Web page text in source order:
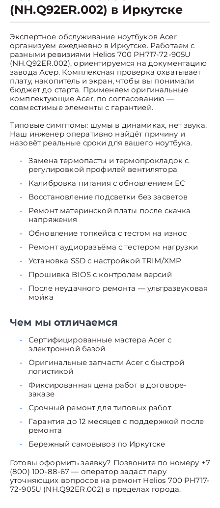
(NH.Q92ER.002) в Иркутске
Экспертное обслуживание ноутбуков Acer
организуем ежедневно в Иркутске. Работаем с
разными ревизиями Helios 700 PH717-72-905U
(NH.Q92ER.002), ориентируемся на документацию
завода Асер. Комплексная проверка охватывает
плату, накопитель и экран, чтобы вы понимали
бюджет до старта. Применяем оригинальные
комплектующие Acer, по согласованию —
совместимые элементы с гарантией.
Типовые симптомы: шумы в динамиках, нет звука.
Наш инженер оперативно найдёт причину и
назовёт реальные сроки для вашего ноутбука.
Замена термопасты и термопрокладок с
регулировкой профилей вентилятора
Калибровка питания с обновлением EC
Восстановление подсветки без засветов
Ремонт материнской платы после скачка
напряжения
Обновление топкейса с тестом на износ
Ремонт аудиоразъёма с тестером нагрузки
Установка SSD с настройкой TRIM/XMP
Прошивка BIOS с контролем версий
После неудачного ремонта — ультразвуковая
мойка
Чем мы отличаемся
Сертифицированные мастера Acer с
электронной базой
Оригинальные запчасти Acer с быстрой
логистикой
Фиксированная цена работ в договоре-
заказе
Срочный ремонт для типовых работ
Гарантия до 12 месяцев с поддержкой после
ремонта
Бережный самовывоз по Иркутске
Готовы оформить заявку? Позвоните по номеру +7
(800) 100-88-67 — оператор задаст пару
уточняющих вопросов на ремонт Helios 700 PH717-
72-905U (NH.Q92ER.002) в пределах города.